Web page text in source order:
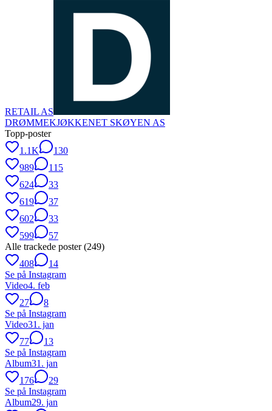
RETAIL AS
DRØMMEKJØKKENET SKØYEN AS
Topp-poster
1.1K
130
989
115
624
33
619
37
602
33
599
57
Alle trackede poster (249)
408
14
Se på Instagram
Video4. feb
27
8
Se på Instagram
Video31. jan
77
13
Se på Instagram
Album31. jan
176
29
Se på Instagram
Album29. jan